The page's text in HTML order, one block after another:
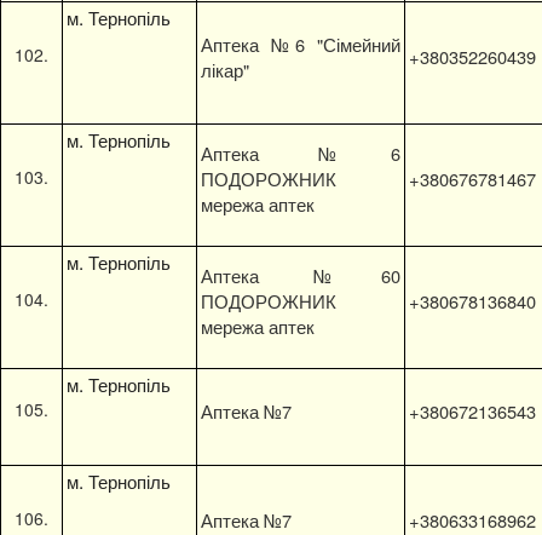
м. Тернопіль
Аптека №6 "Сімейний
лікар"
+380352260439
м. Тернопіль
Аптека №6
ПОДОРОЖНИК
мережа аптек
+380676781467
м. Тернопіль
Аптека №60
ПОДОРОЖНИК
мережа аптек
+380678136840
м. Тернопіль
Аптека №7 +380672136543
м. Тернопіль
Аптека №7 +380633168962